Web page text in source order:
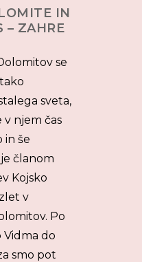
IN
– ZAHRE
se
sveta,
v njem čas
in še
članom
Kojsko
v
Po
Vidma do
smo pot